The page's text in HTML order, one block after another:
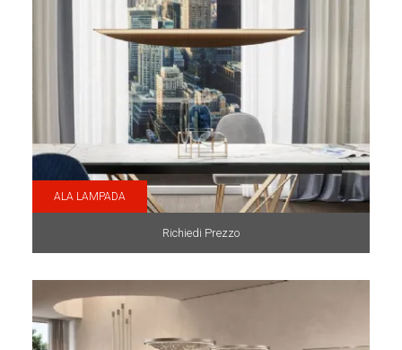
ALA LAMPADA
Richiedi Prezzo